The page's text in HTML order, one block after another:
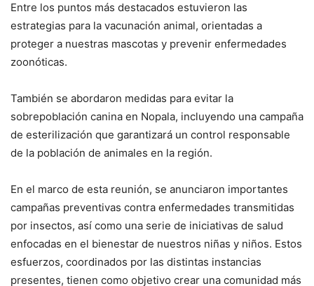
Entre los puntos más destacados estuvieron las
estrategias para la vacunación animal, orientadas a
proteger a nuestras mascotas y prevenir enfermedades
zoonóticas.
También se abordaron medidas para evitar la
sobrepoblación canina en Nopala, incluyendo una campaña
de esterilización que garantizará un control responsable
de la población de animales en la región.
En el marco de esta reunión, se anunciaron importantes
campañas preventivas contra enfermedades transmitidas
por insectos, así como una serie de iniciativas de salud
enfocadas en el bienestar de nuestros niñas y niños. Estos
esfuerzos, coordinados por las distintas instancias
presentes, tienen como objetivo crear una comunidad más